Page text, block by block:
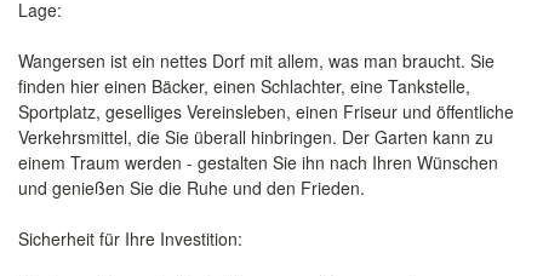
Lage:
Wangersen ist ein nettes Dorf mit allem, was man braucht. Sie
finden hier einen Bäcker, einen Schlachter, eine Tankstelle,
Sportplatz, geselliges Vereinsleben, einen Friseur und öffentliche
Verkehrsmittel, die Sie überall hinbringen. Der Garten kann zu
einem Traum werden - gestalten Sie ihn nach Ihren Wünschen
und genießen Sie die Ruhe und den Frieden.
Sicherheit für Ihre Investition: